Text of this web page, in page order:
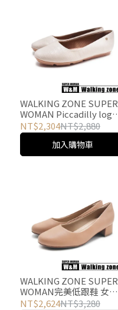
WALKING ZONE SUPER
WOMAN Piccadilly logo
平底休閒鞋 女鞋-米白
NT$2,304NT$2,880
加入購物車
WALKING ZONE SUPER
WOMAN完美低跟鞋 女鞋-
卡其
NT$2,624NT$3,280